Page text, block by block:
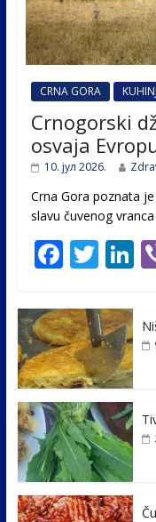
CRNA GORA
Crnogorski
osvaja
10. јул 2026.
Crna Gora poznata
slavu čuvenog
F
e
b
o
o
k
T
itt
er
Li
e